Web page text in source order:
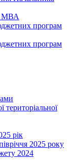
МВА
програм
програм
територіальної
рік
2025 року
2024